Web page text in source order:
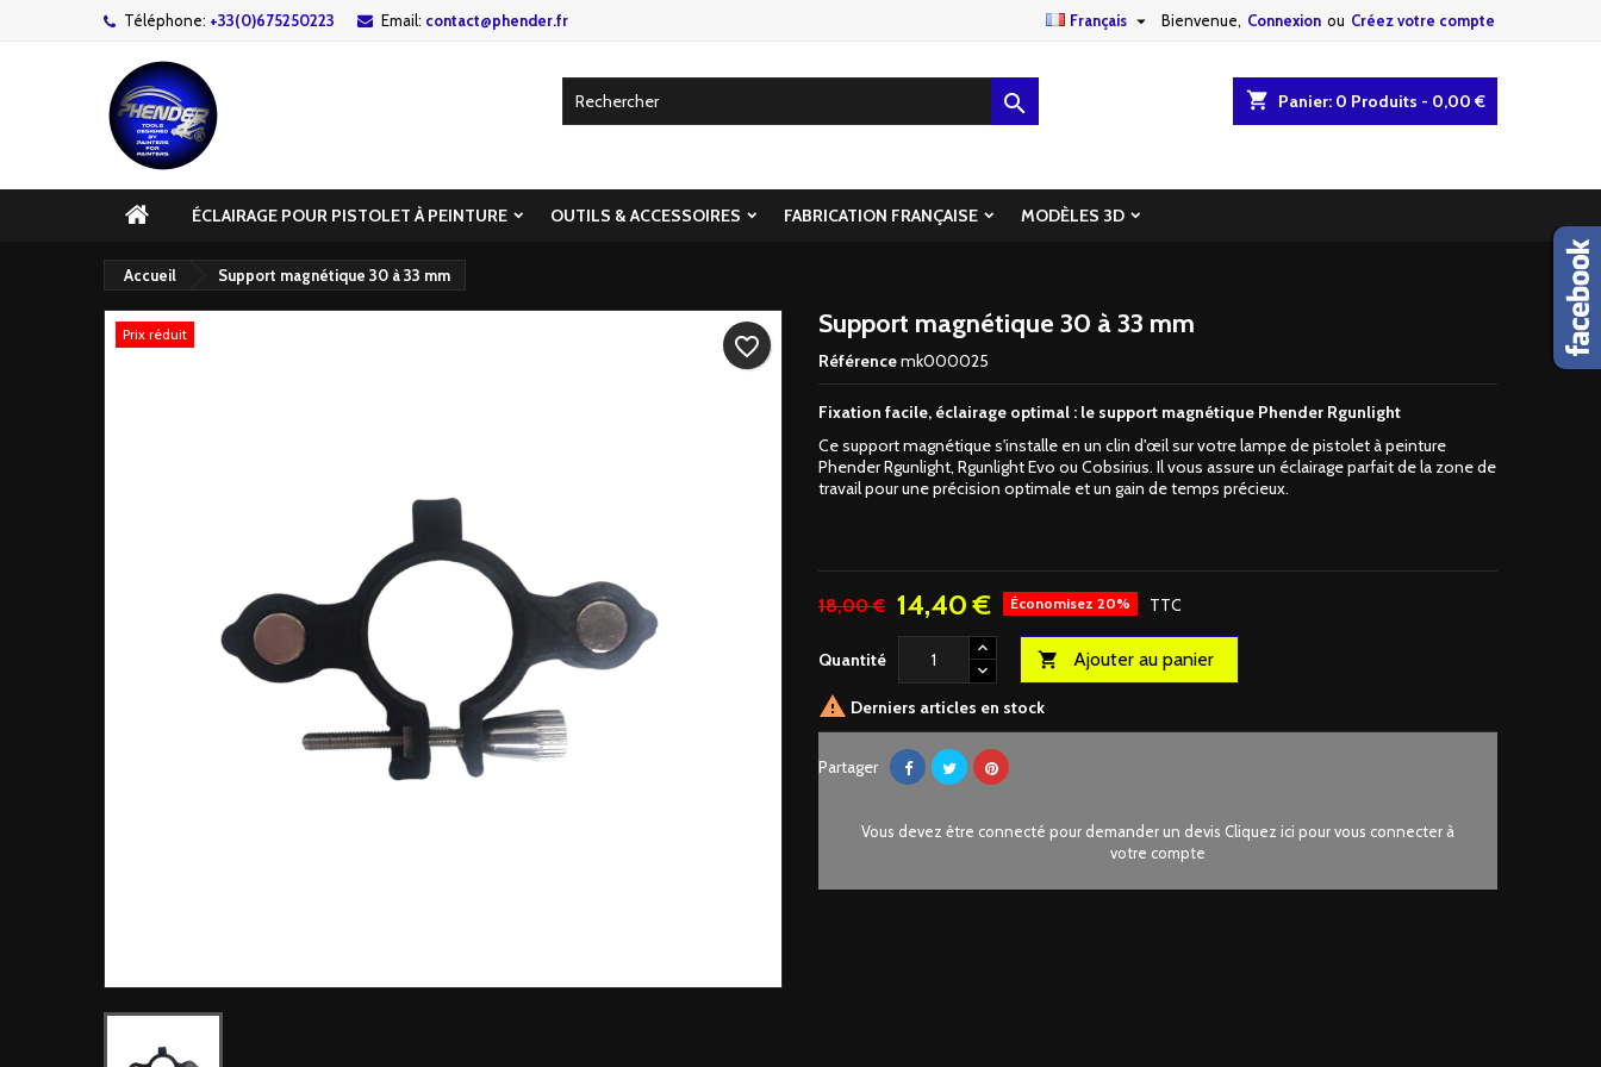
Téléphone: +33(0)675250223 Email: contact@phender.fr Bienvenue, Connexion ou Créez votre compte
Français 
shopping_cart Panier: 0 Produits - 0,00 €

ÉCLAIRAGE POUR PISTOLET À PEINTURE OUTILS & ACCESSOIRES FABRICATION FRANÇAISE MODÈLES 3D
Accueil Support magnétique 30 à 33 mm
favorite_border
Prix réduit Support magnétique 30 à 33 mm
Référencemk000025
Fixation facile, éclairage optimal : le support magnétique Phender Rgunlight
Ce support magnétique s'installe en un clin d'œil sur votre lampe de pistolet à peinture
Phender Rgunlight, Rgunlight Evo ou Cobsirius. Il vous assure un éclairage parfait de la zone de
travail pour une précision optimale et un gain de temps précieux.
18,00 € 14,40 € Économisez 20% TTC
Quantité  Ajouter au panier
 Derniers articles en stock
Partager
Vous devez être connecté pour demander un devis Cliquez ici pour vous connecter à
votre compte